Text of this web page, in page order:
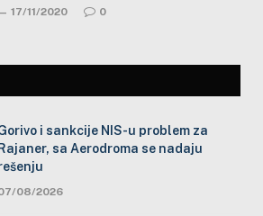
17/11/2020 0
i sankcije NIS-u problem za
Rajaner, sa Aerodroma se nadaju
08/2026